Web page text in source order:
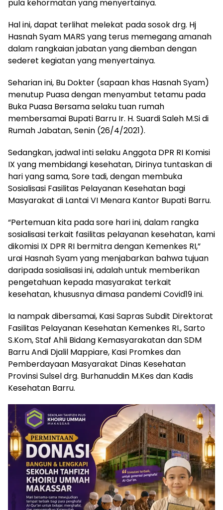
pula kehormatan yang menyertainya.
Hal ini, dapat terlihat melekat pada sosok drg. Hj
Hasnah Syam MARS yang terus memegang amanah
dalam rangkaian jabatan yang diemban dengan
sederet kegiatan yang menyertainya.
Seharian ini, Bu Dokter (sapaan khas Hasnah Syam)
menutup Puasa dengan menyambut tetamu pada
Buka Puasa Bersama selaku tuan rumah
membersamai Bupati Barru Ir. H. Suardi Saleh M.Si di
Rumah Jabatan, Senin (26/4/2021).
Sedangkan, jadwal inti selaku Anggota DPR RI Komisi
IX yang membidangi kesehatan, Dirinya tuntaskan di
hari yang sama, Sore tadi, dengan membuka
Sosialisasi Fasilitas Pelayanan Kesehatan bagi
Masyarakat di Lantai VI Menara Kantor Bupati Barru.
“Pertemuan kita pada sore hari ini, dalam rangka
sosialisasi terkait fasilitas pelayanan kesehatan, kami
dikomisi IX DPR RI bermitra dengan Kemenkes RI,”
urai Hasnah Syam yang menjabarkan bahwa tujuan
daripada sosialisasi ini, adalah untuk memberikan
pengetahuan kepada masyarakat terkait
kesehatan, khususnya dimasa pandemi Covid19 ini.
Ia nampak dibersamai, Kasi Sapras Subdit Direktorat
Fasilitas Pelayanan Kesehatan Kemenkes RI., Sarto
S.Kom, Staf Ahli Bidang Kemasyarakatan dan SDM
Barru Andi Djalil Mappiare, Kasi Promkes dan
Pemberdayaan Masyarakat Dinas Kesehatan
Provinsi Sulsel drg. Burhanuddin M.Kes dan Kadis
Kesehatan Barru.